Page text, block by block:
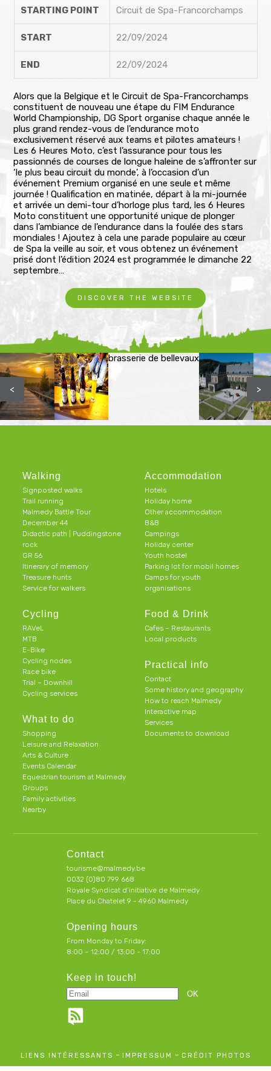
STARTING POINT Circuit de Spa-Francorchamps
START 22/09/2024
END 22/09/2024
Alors que la Belgique et le Circuit de Spa-Francorchamps
constituent de nouveau une étape du FIM Endurance
World Championship, DG Sport organise chaque année le
plus grand rendez-vous de l’endurance moto
exclusivement réservé aux teams et pilotes amateurs !
Les 6 Heures Moto, c’est l’assurance pour tous les
passionnés de courses de longue haleine de s’affronter sur
‘le plus beau circuit du monde’, à l’occasion d’un
événement Premium organisé en une seule et même
journée ! Qualification en matinée, départ à la mi-journée
et arrivée un demi-tour d’horloge plus tard, les 6 Heures
Moto constituent une opportunité unique de plonger
dans l’ambiance de l’endurance dans la foulée des stars
mondiales ! Ajoutez à cela une parade populaire au cœur
de Spa la veille au soir, et vous obtenez un événement
prisé dont l’édition 2024 est programmée le dimanche 22
septembre…
DISCOVER THE WEBSITE
brasserie de bellevaux
< >
Walking
Signposted walks
Trail running
Malmedy Battle Tour
December 44
Didactic path | Puddingstone
rock
GR 56
Itinerary of memory
Treasure hunts
Service for walkers
Cycling
RAVeL
MTB
E-Bike
Cycling nodes
Race bike
Trial – Downhill
Cycling services
What to do
Shopping
Leisure and Relaxation
Arts & Culture
Events Calendar
Equestrian tourism at Malmedy
Groups
Family activities
Nearby
Accommodation
Hotels
Holiday home
Other accommodation
B&B
Campings
Holiday center
Youth hostel
Parking lot for mobil homes
Camps for youth
organisations
Food & Drink
Cafes – Restaurants
Local products
Practical info
Contact
Some history and geography
How to reach Malmedy
Interactive map
Services
Documents to download
Contact
tourisme@malmedy.be
0032 (0)80 799 668
Royale Syndicat d’initiative de Malmedy
Place du Chatelet 9 - 4960 Malmedy
Opening hours
From Monday to Friday:
8:00 – 12:00 / 13:00 - 17:00
Keep in touch!
LIENS INTÉRESSANTS - IMPRESSUM - CRÉDIT PHOTOS